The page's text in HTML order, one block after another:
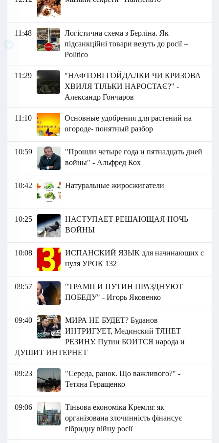
11:48
Логістична схема з Берліна. Як
підсанкційні товари везуть до росії –
Politico
11:29
"НАФТОВІ ГОЙДАЛКИ ЧИ КРИЗОВА
ХВИЛЯ ТІЛЬКИ НАРОСТАЄ?" -
Александр Гончаров
11:10
Основные удобрения для растений на
огороде- понятный разбор
10:59
"Прошли четыре года и пятнадцать дней
войны" - Альфред Кох
10:42 Натуральные жиросжигатели
10:25
НАСТУПАЕТ РЕШАЮЩАЯ НОЧЬ
ВОЙНЫ
10:08
ИСПАНСКИЙ ЯЗЫК для начинающих с
нуля УРОК 132
09:57
"ТРАМП И ПУТИН ПРАЗДНУЮТ
ПОБЕДУ" - Игорь Яковенко
09:40
МИРА НЕ БУДЕТ? Буданов
ИНТРИГУЕТ, Мединский ТЯНЕТ
РЕЗИНУ. Путин БОИТСЯ народа и
ДУШИТ ИНТЕРНЕТ
09:23
"Середа, ранок. Що важливого?" -
Тетяна Геращенко
09:06
Тіньова економіка Кремля: як
організована злочинність фінансує
гібридну війну росії